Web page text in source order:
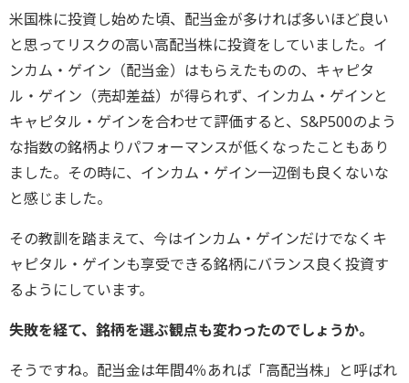
米国株に投資し始めた頃、配当金が多ければ多いほど良い
と思ってリスクの高い高配当株に投資をしていました。イ
ンカム・ゲイン（配当金）はもらえたものの、キャピタ
ル・ゲイン（売却差益）が得られず、インカム・ゲインと
キャピタル・ゲインを合わせて評価すると、S&P500のよう
な指数の銘柄よりパフォーマンスが低くなったこともあり
ました。その時に、インカム・ゲイン一辺倒も良くないな
と感じました。
その教訓を踏まえて、今はインカム・ゲインだけでなくキ
ャピタル・ゲインも享受できる銘柄にバランス良く投資す
るようにしています。
――失敗を経て、銘柄を選ぶ観点も変わったのでしょうか。
そうですね。配当金は年間4％あれば「高配当株」と呼ばれ